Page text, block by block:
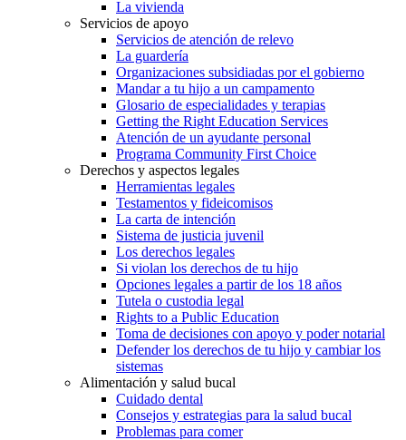
La vivienda
Servicios de apoyo
Servicios de atención de relevo
La guardería
Organizaciones subsidiadas por el gobierno
Mandar a tu hijo a un campamento
Glosario de especialidades y terapias
Getting the Right Education Services
Atención de un ayudante personal
Programa Community First Choice
Derechos y aspectos legales
Herramientas legales
Testamentos y fideicomisos
La carta de intención
Sistema de justicia juvenil
Los derechos legales
Si violan los derechos de tu hijo
Opciones legales a partir de los 18 años
Tutela o custodia legal
Rights to a Public Education
Toma de decisiones con apoyo y poder notarial
Defender los derechos de tu hijo y cambiar los
sistemas
Alimentación y salud bucal
Cuidado dental
Consejos y estrategias para la salud bucal
Problemas para comer